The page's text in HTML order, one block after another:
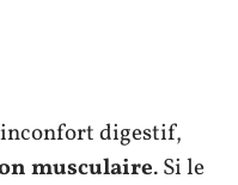
digestif,
musculaire. Si le